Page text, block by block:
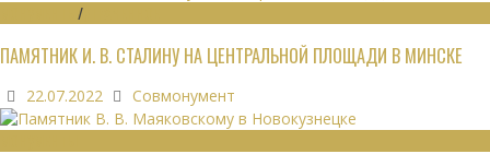
/
ПАМЯТНИК И. В. СТАЛИНУ НА ЦЕНТРАЛЬНОЙ ПЛОЩАДИ В МИНСКЕ
22.07.2022 Совмонумент